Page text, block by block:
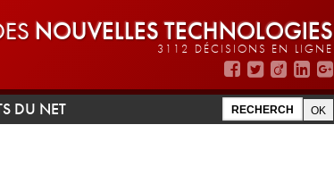
NOUVELLES TECHNOLOGIES
3112 DÉCISIONS EN LIGNE
DU NET